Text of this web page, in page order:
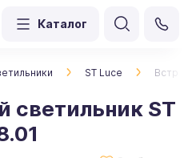
Каталог
ST Luce
светильник ST